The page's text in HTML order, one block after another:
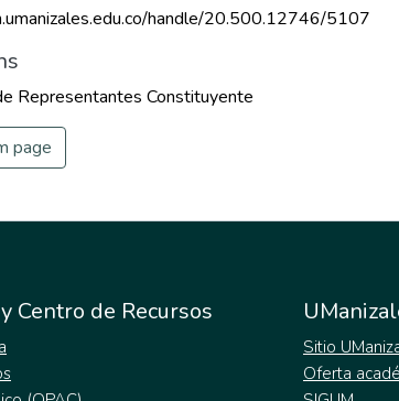
handle/20.500.12746/5107
Representantes Constituyente
page
Centro de Recursos
Sitio
Oferta